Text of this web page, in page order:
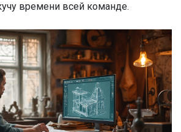
времени всей команде.